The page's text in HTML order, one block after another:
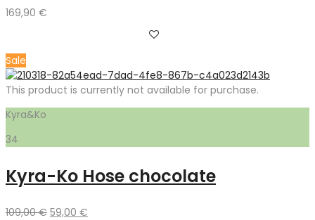
169,90 €
Sale
This product is currently not available for purchase.
Kyra&Ko
34
Kyra-Ko Hose chocolate
109,00€ Ursprünglicher
59,00 €